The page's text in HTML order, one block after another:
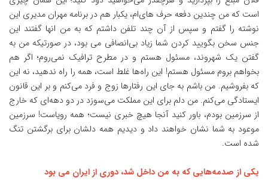
است که من چندین دفعه حرف های‌ام، یکبار هم در برنامه مهران مدیری این
نوشته را گفتم و سپس از آن چند تلفن داشتم که به من انها گفتند این
جنس سخن بگویید کردن شما زیاد بی‌انصافی می بود، در صورتیکه من به
گفتن یک شهروند، مسئول هستم و در مطرح ترافیک نمی‌روم؛ اگر هم
بخواهم بروم مسئول هستم! این راه‌ها غلط است، همه را راه ندهید، نه این
که بفروشیم. من باشم به جای این رفتارها زوج و فرد می‌کنم و بر این قانون
ایستادگی می‌کنم. من دلم برای این مملکت می‌سوزد در دو دهه‌ای که خارج
از سرزمین بودم، باور کنید آنجا هیچ خبری نیست؛ همه رویاست! سرزمین
موعود به شما نشان خواهند داد و دیدیم همه دلشان برای برگشتن تنگ
شده است.
یکی از صدمه‌هایی که به من داخل شد، دوری از ایران می بود